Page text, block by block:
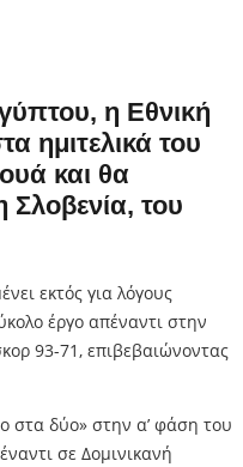
η Εθνική
ημιτελικά του
και θα
Σλοβενία, του
εκτός για λόγους
έργο απέναντι στην
93-71, επιβεβαιώνοντας
στα δύο» στην α’ φάση του
σε Δομινικανή